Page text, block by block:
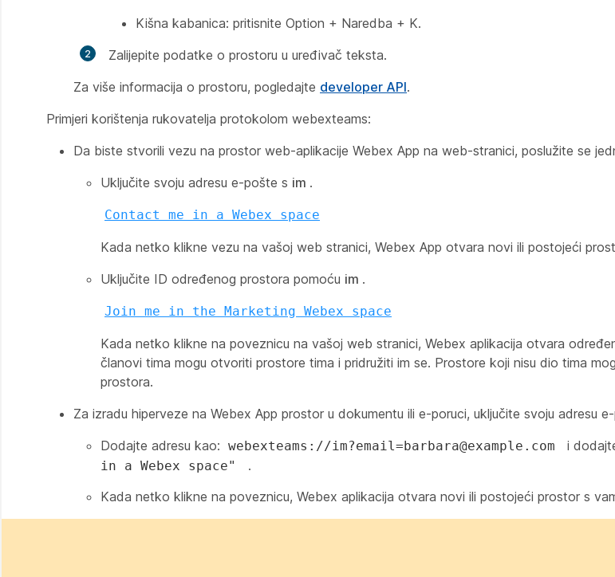
Kišna kabanica: pritisnite Option + Naredba + K.
Zalijepite podatke o prostoru u uređivač teksta.
Za više informacija o prostoru, pogledajte developer API.
Primjeri korištenja rukovatelja protokolom webexteams:
Da biste stvorili vezu na prostor web-aplikacije Webex App na web-stranici, poslužite se
Uključite svoju adresu e-pošte s im .
Contact me in a Webex space
Kada netko klikne vezu na vašoj web stranici, Webex App otvara novi ili postojeći
Uključite ID određenog prostora pomoću im .
Join me in the Marketing Webex space
Kada netko klikne na poveznicu na vašoj web stranici, Webex aplikacija otvara
članovi tima mogu otvoriti prostore tima i pridružiti im se. Prostore koji nisu dio tima
prostora.
Za izradu hiperveze na Webex App prostor u dokumentu ili e-poruci, uključite svoju adresu
Dodajte adresu kao: webexteams://im?email=barbara@example.com i
in a Webex space"
.
Kada netko klikne na poveznicu, Webex aplikacija otvara novi ili postojeći prostor s